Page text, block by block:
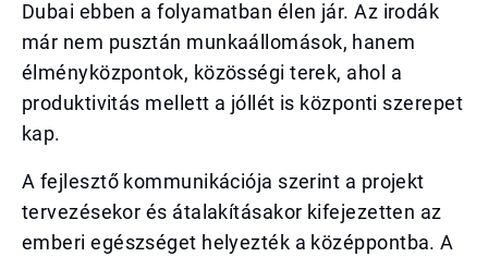
Dubai ebben a folyamatban élen jár. Az irodák
már nem pusztán munkaállomások, hanem
élményközpontok, közösségi terek, ahol a
produktivitás mellett a jóllét is központi szerepet
kap.
A fejlesztő kommunikációja szerint a projekt
tervezésekor és átalakításakor kifejezetten az
emberi egészséget helyezték a középpontba. A